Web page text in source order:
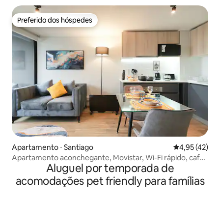
Preferido dos hóspedes
Preferido dos hóspedes
Apartamento ⋅ Santiago 4,95 de uma
4,95 (42)
Apartamento aconchegante, Movistar, Wi-Fi rápido, café,
Aluguel por temporada de
acomodações pet friendly para famílias